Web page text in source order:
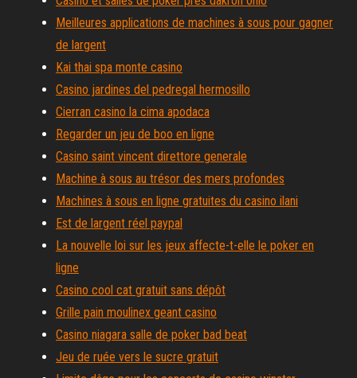
Meilleures applications de machines à sous pour gagner
de largent
Kai thai spa monte casino
Casino jardines del pedregal hermosillo
Cierran casino la cima apodaca
Regarder un jeu de boo en ligne
Casino saint vincent direttore generale
Machine à sous au trésor des mers profondes
Machines à sous en ligne gratuites du casino ilani
Est de largent réel paypal
La nouvelle loi sur les jeux affecte-t-elle le poker en
ligne
Casino cool cat gratuit sans dépôt
Grille pain moulinex geant casino
Casino niagara salle de poker bad beat
Jeu de ruée vers le sucre gratuit